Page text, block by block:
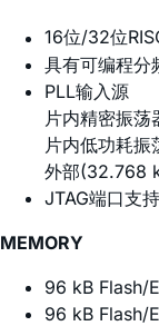
16位/32位
具有可编程
PLL输入源
片内精密振荡
片内低功耗振
外部(32.768
JTAG端口支
MEMORY
96 kB Flash/
96 kB Flash/